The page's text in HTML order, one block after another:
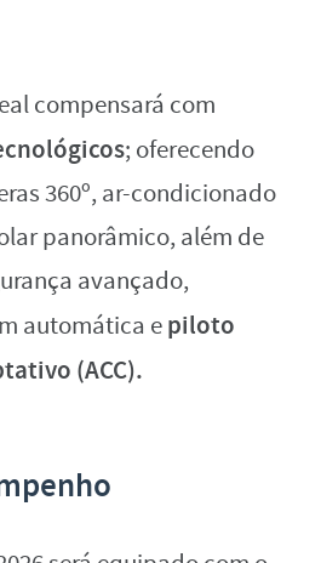
compensará com
; oferecendo
360º, ar-condicionado
panorâmico, além de
avançado,
automática epiloto
(ACC).